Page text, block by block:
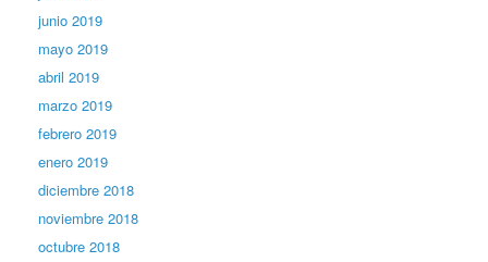
junio 2019
mayo 2019
abril 2019
marzo 2019
febrero 2019
enero 2019
diciembre 2018
noviembre 2018
octubre 2018